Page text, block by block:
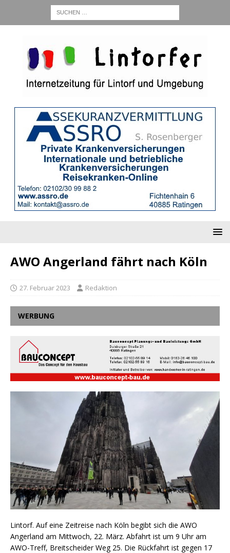
AWO Angerland fährt nach Köln
27. Februar 2023 Redaktion
WERBUNG
Lintorf. Auf eine Zeitreise nach Köln begibt sich die AWO
Angerland am Mittwoch, 22. März. Abfahrt ist um 9 Uhr am
AWO-Treff, Breitscheider Weg 25. Die Rückfahrt ist gegen 17